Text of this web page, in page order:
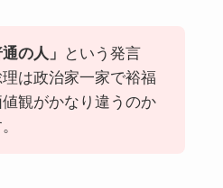
通の人」
という発言
は政治家一家で裕福
観がかなり違うのか